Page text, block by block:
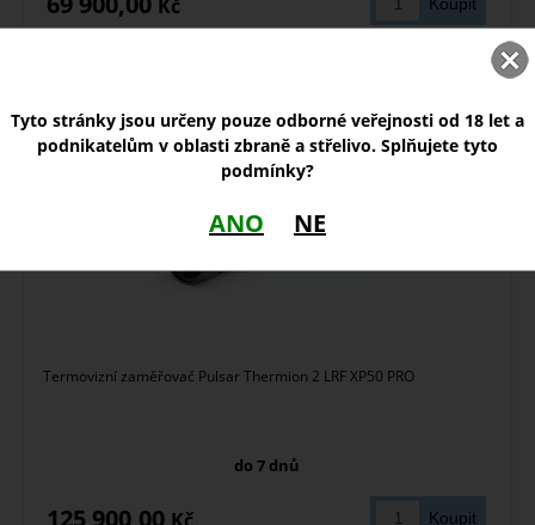
Kč
Termovizní zaměřovač Pulsar Thermion 2 LRF XP50 PRO
do 7 dnů
Tyto stránky jsou určeny pouze odborné veřejnosti od 18 let a
podnikatelům v oblasti zbraně a střelivo. Splňujete tyto
podmínky?
ANO NE